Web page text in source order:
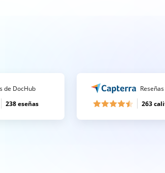
de DocHub
238 eseñas
263